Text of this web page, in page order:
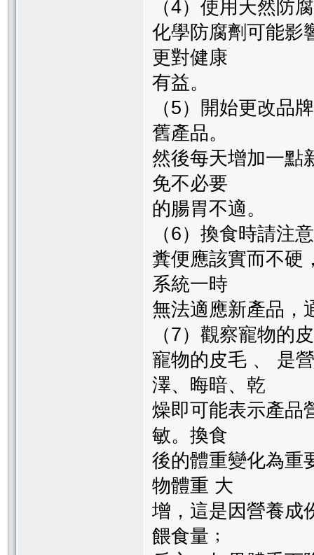
（4）使用天然防
化學防腐劑可能影
更對健康
有益。
（5）開始更改品
舊產品。
然後每天增加一點
免不必要
的腸胃不適。
（6）換食時請注
糞便應該實而不硬
系統一時
無法適應新產品，
（7）觀察寵物的
寵物的皮毛 、 是
澤、晦暗、乾
燥即可能表示產品
敏。換食
後的體重變化為重
物體重 大
增，這是因營養成
餵食量﹔